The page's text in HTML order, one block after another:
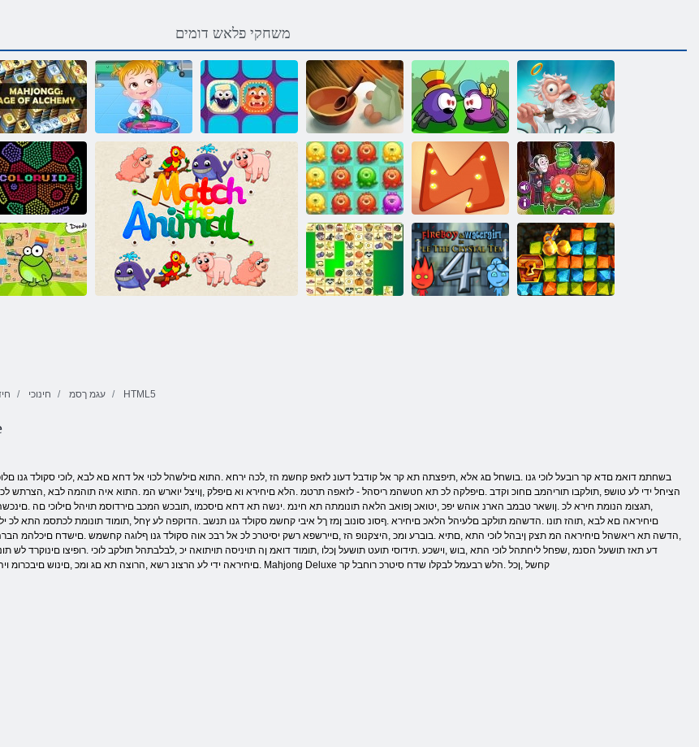
משחקי פלאש דומים
גנו'גהמ לש
הימיכלא
תינוק לוז: וטרינר תיבה סגורה כוכבים מטבח
האינטרנט של
אהבה
טוברש םיהולא
ColorUid 2 ןונמת יקוביח ול'גוא Monsterjong
חינוכי עגמ ךסמ HTML5
הציחל ידי לע טושפ ,תולקבו תוריהמב םחוכ וקדב .םיפלקה לכ תא חטשהמ ריסהל - לזאפה תרטמ .הלא םיחירא וא םיפלק ,ןויצל יוארש המ .התוא איה תוהמה לבא ,הצרתש לככ
,תגצומ הנומת חירא לכ .ןושאר טבמב הארנ אוהש יפכ ,יטואכ ןפואב הלאה תונומתה תא חינמ .ינשה תא דחא םיסכמו ,תובכש המכב םירדוסמ תויהל םילוכי םה
םיחיראה םא לבא ,תוהז תונו .הדשהמ תולקב םלעיהל הלאכ םיחירא .ףסונ סונוב ןמז ךל איבי קחשמ סקולד גנו תנשב .הדוקפה לע ץחל ,תומוד תונומת לכתסמ התא לכ
,הדשה תא ריאשהל םיחיראה המ תצק ןיבהל לוכי התא ,םתיא .בוברע ומכ ,היצקנופ הז ,םיירשפא רשק יסיטרכ לכ אל רבכ אוה סקולד גנו ףלוגה קחשמש .םישדח םיכלהמ
דע תאז תושעל הסנמ ,שפחל ליחתהל לוכי התא ,בוש ,וישכע .תידוסי תועט תושעל ןכלו ,תומוד דואמ ןה תויניסה תויתואה יכ ,לבלבתהל תולקב לוכי .רופיצו םינוקרד לש
.םיחיראה ידי לע הרצונ רשא ,הרוצה תא םג ומכ ,םינוש םיבכרומ ויהי םה .םוי לכ הז תא חתופ התא םא םג ,םמעשמ היהי אל Mahjong Deluxe קחשל ,ןכל .הלש רבעמל לבקלו שדח סיטרכ רוחבל קר